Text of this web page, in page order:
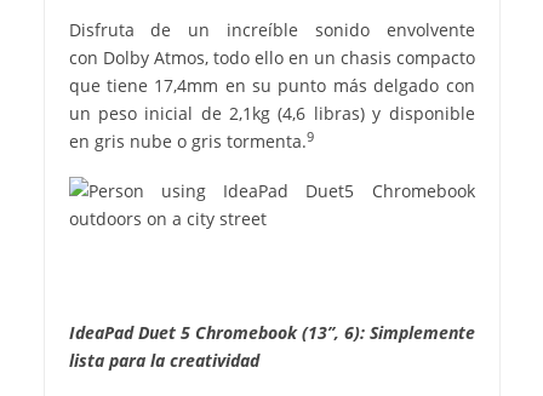
Disfruta de un increíble sonido envolvente
con Dolby Atmos, todo ello en un chasis compacto
que tiene 17,4mm en su punto más delgado con
un peso inicial de 2,1kg (4,6 libras) y disponible
en gris nube o gris tormenta.9
IdeaPad Duet 5 Chromebook (13”, 6): Simplemente
lista para la creatividad